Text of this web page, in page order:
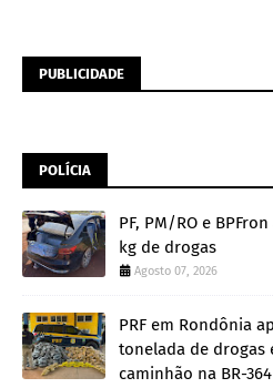
PUBLICIDADE
POLÍCIA
PF, PM/RO e
kg de drogas
Agosto 07, 2026
PRF em Rondônia
tonelada de drogas
caminhão na BR-364